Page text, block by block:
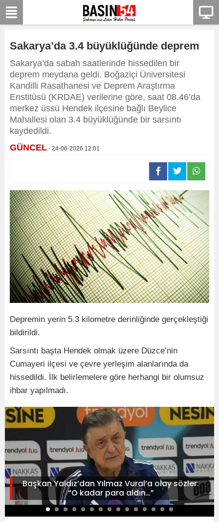
Sakarya’da 3.4 büyüklüğünde deprem
Sakarya’da sabah saatlerinde hissedilen bir
deprem meydana geldi. Boğaziçi Üniversitesi
Kandilli Rasathanesi ve Deprem Araştırma
Enstitüsü (KRDAE) verilerine göre, saat 08.46’da
merkez üssü Hendek ilçesine bağlı Beylice
Mahallesi olan 3.4 büyüklüğünde bir sarsıntı
kaydedildi.
GÜNCEL - 24-06-2026 12:01
Depremin yerin 5.3 kilometre derinliğinde gerçekleştiği
bildirildi.
Sarsıntı başta Hendek olmak üzere Düzce’nin
Cumayeri ilçesi ve çevre yerleşim alanlarında da
hissedildi. İlk belirlemelere göre herhangi bir olumsuz
ihbar yapılmadı.
Başkan Yaldız’dan Yılmaz Vural’a olay sözler:
“O kadar para aldın…”